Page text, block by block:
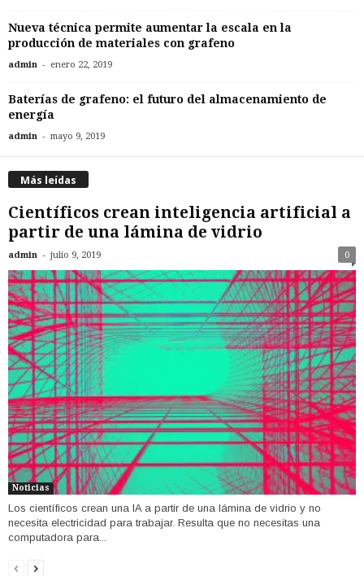
Nueva técnica permite aumentar la escala en la
producción de materiales con grafeno
admin - enero 22, 2019
Baterías de grafeno: el futuro del almacenamiento de
energía
admin - mayo 9, 2019
Más leídas
Científicos crean inteligencia artificial a
partir de una lámina de vidrio
admin - julio 9, 2019 0
Noticias
Los científicos crean una IA a partir de una lámina de vidrio y no
necesita electricidad para trabajar. Resulta que no necesitas una
computadora para...